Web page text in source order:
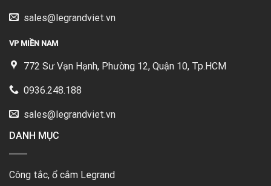
sales@legrandviet.vn
VP MIỀN NAM
772 Sư Vạn Hạnh, Phường 12, Quận 10, Tp.HCM
0936.248.188
sales@legrandviet.vn
DANH MỤC
Công tắc, ổ cắm Legrand